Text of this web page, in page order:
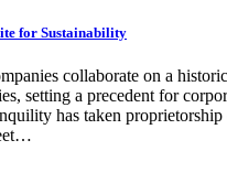
for Sustainability
collaborate on a
setting a precedent for
has taken